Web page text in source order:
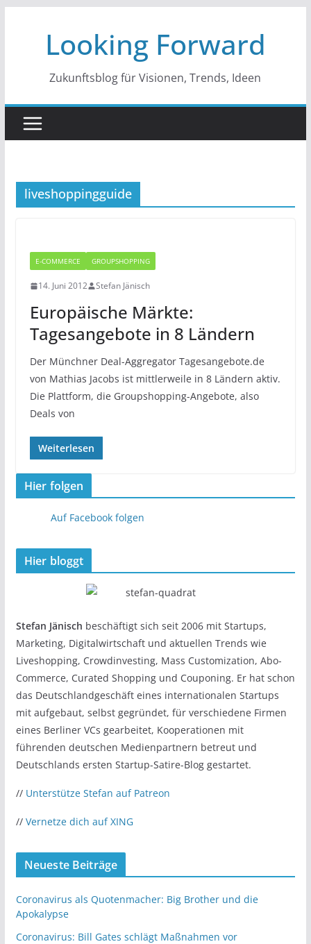
springenLooking Forward
Zukunftsblog für Visionen, Trends, Ideen
liveshoppingguide
E-COMMERCE GROUPSHOPPING
14. Juni 2012 Stefan Jänisch
Europäische Märkte:
Tagesangebote in 8 Ländern
Der Münchner Deal-Aggregator Tagesangebote.de
von Mathias Jacobs ist mittlerweile in 8 Ländern aktiv.
Die Plattform, die Groupshopping-Angebote, also
Deals von
Weiterlesen
Hier folgen
Auf Facebook folgen
Hier bloggt
Stefan Jänisch beschäftigt sich seit 2006 mit Startups,
Marketing, Digitalwirtschaft und aktuellen Trends wie
Liveshopping, Crowdinvesting, Mass Customization, Abo-
Commerce, Curated Shopping und Couponing. Er hat schon
das Deutschlandgeschäft eines internationalen Startups
mit aufgebaut, selbst gegründet, für verschiedene Firmen
eines Berliner VCs gearbeitet, Kooperationen mit
führenden deutschen Medienpartnern betreut und
Deutschlands ersten Startup-Satire-Blog gestartet.
// Unterstütze Stefan auf Patreon
// Vernetze dich auf XING
Neueste Beiträge
Coronavirus als Quotenmacher: Big Brother und die
Apokalypse
Coronavirus: Bill Gates schlägt Maßnahmen vor